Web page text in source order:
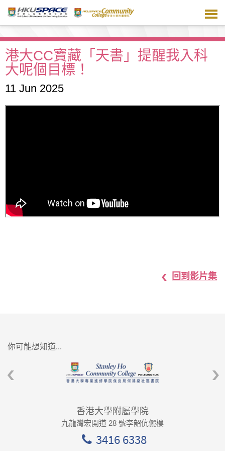
主
容港大CC寶藏「天書」提醒我入科
大呢個目標！
11 Jun 2025
回到影片集
你可能想知道...
香港大學附屬學院
九龍灣宏開道 28 號李韶伉儷樓
3416 6338